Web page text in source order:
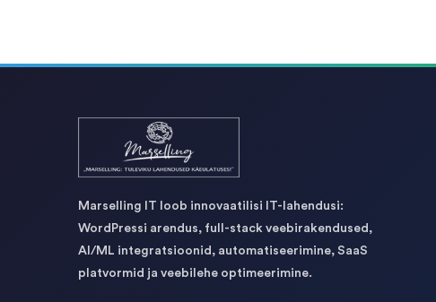
Marselling IT loob innovaatilisi IT-lahendusi:
WordPressi arendus, full-stack veebirakendused,
AI/ML integratsioonid, automatiseerimine, SaaS
platvormid ja veebilehe optimeerimine.